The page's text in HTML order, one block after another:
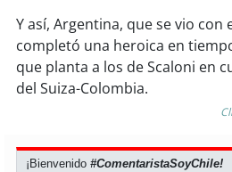
Y así, Argentina, que se vio con
completó una heroica en
que planta a los de Scaloni en
del Suiza-Colombia.
¡Bienvenido#ComentaristaSoyChile!